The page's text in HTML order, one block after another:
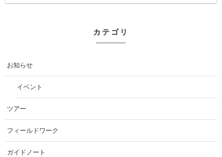
カテゴリ
お知らせ
イベント
ツアー
フィールドワーク
ガイドノート